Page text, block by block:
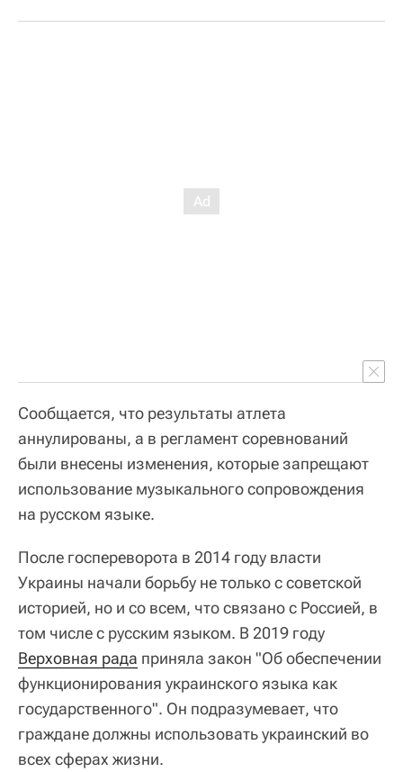
Сообщается, что результаты атлета
аннулированы, а в регламент соревнований
были внесены изменения, которые запрещают
использование музыкального сопровождения
на русском языке.
После госпереворота в 2014 году власти
Украины начали борьбу не только с советской
историей, но и со всем, что связано с Россией, в
том числе с русским языком. В 2019 году
Верховная рада приняла закон "Об обеспечении
функционирования украинского языка как
государственного". Он подразумевает, что
граждане должны использовать украинский во
всех сферах жизни.